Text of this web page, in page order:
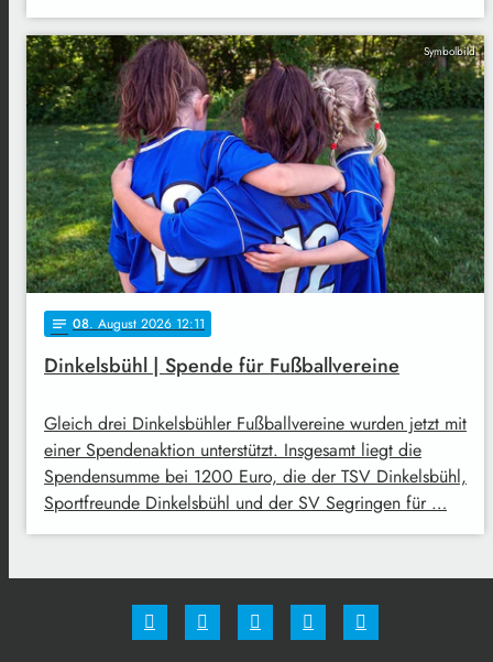
Symbolbild
notes 08. August 2026 12:11
Dinkelsbühl | Spende für Fußballvereine
Gleich drei Dinkelsbühler Fußballvereine wurden jetzt mit
einer Spendenaktion unterstützt. Insgesamt liegt die
Spendensumme bei 1200 Euro, die der TSV Dinkelsbühl,
Sportfreunde Dinkelsbühl und der SV Segringen für …